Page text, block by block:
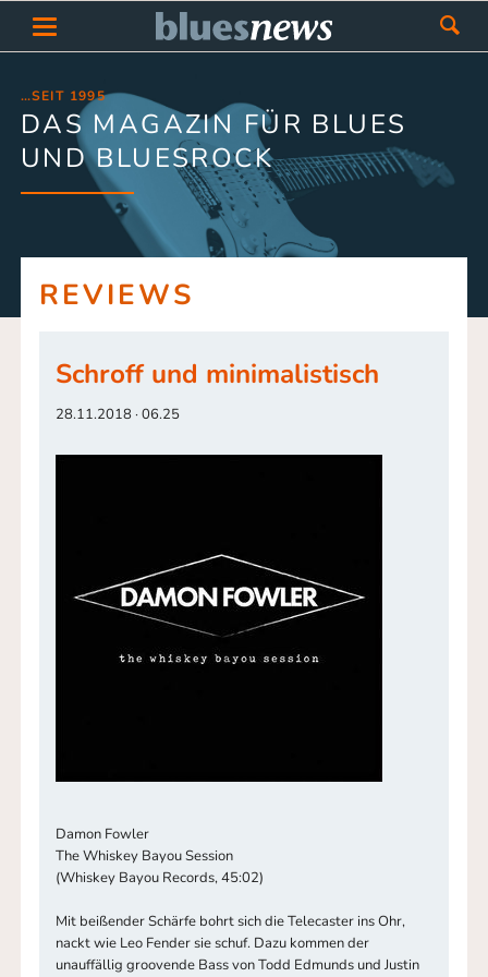
…SEIT 1995
DAS MAGAZIN FÜR BLUES
UND BLUESROCK
REVIEWS
Schroff und minimalistisch
28.11.2018 · 06.25
Damon Fowler
The Whiskey Bayou Session
(Whiskey Bayou Records, 45:02)
Mit beißender Schärfe bohrt sich die Telecaster ins Ohr,
nackt wie Leo Fender sie schuf. Dazu kommen der
unauffällig groovende Bass von Todd Edmunds und Justin